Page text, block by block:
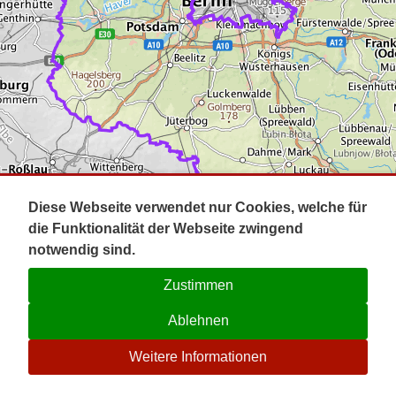
Impressum
Kontakt
☉
Diese Webseite verwendet nur Cookies, welche für
die Funktionalität der Webseite zwingend
notwendig sind.
Zustimmen
Ablehnen
Weitere Informationen